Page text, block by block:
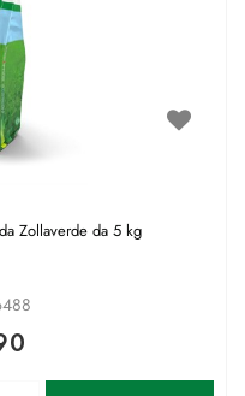
Zollaverde da 5 kg